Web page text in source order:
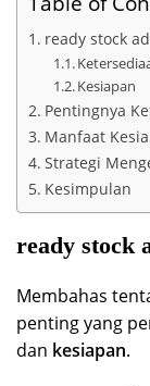
ready stock
Kesiapan
Pentingnya
Manfaat
Strategi
Kesimpulan
ready stock
Membahas
penting yang
dan kesiapan.